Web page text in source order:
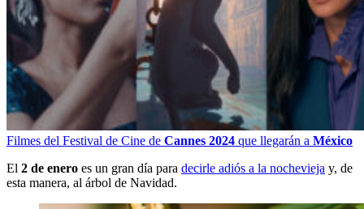
Filmes del Festival de Cine de Cannes 2024 que llegarán a México
El 2 de enero es un gran día para decirle adiós a la nochevieja y, de
esta manera, al árbol de Navidad.